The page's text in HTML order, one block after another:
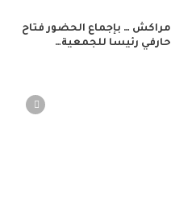
مراكش … بإجماع الحضور فتاح
حارفي رئيسا للجمعية…